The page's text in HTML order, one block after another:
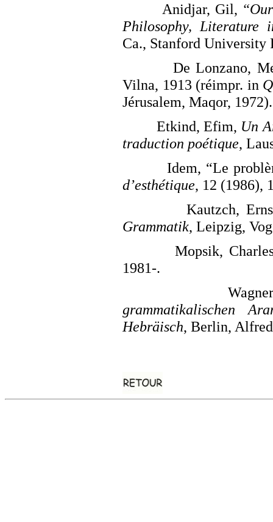
Anidjar, Gil,
Philosophy, Literature
Ca., Stanford University
De Lonzano,
Vilna, 1913 (réimpr. in
Jérusalem, Maqor, 1972).
Etkind, Efim, Un
traduction poétique,
Idem, “Le
d’esthétique, 12 (1986),
Kautzch,
Grammatik, Leipzig,
Mopsik,
1981-.
grammatikalischen
Hebräisch, Berlin,